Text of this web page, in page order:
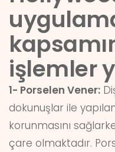
işlemler
1- Porselen Vener:
dokunuşlar ile
korunmasını
çare olmaktadır.